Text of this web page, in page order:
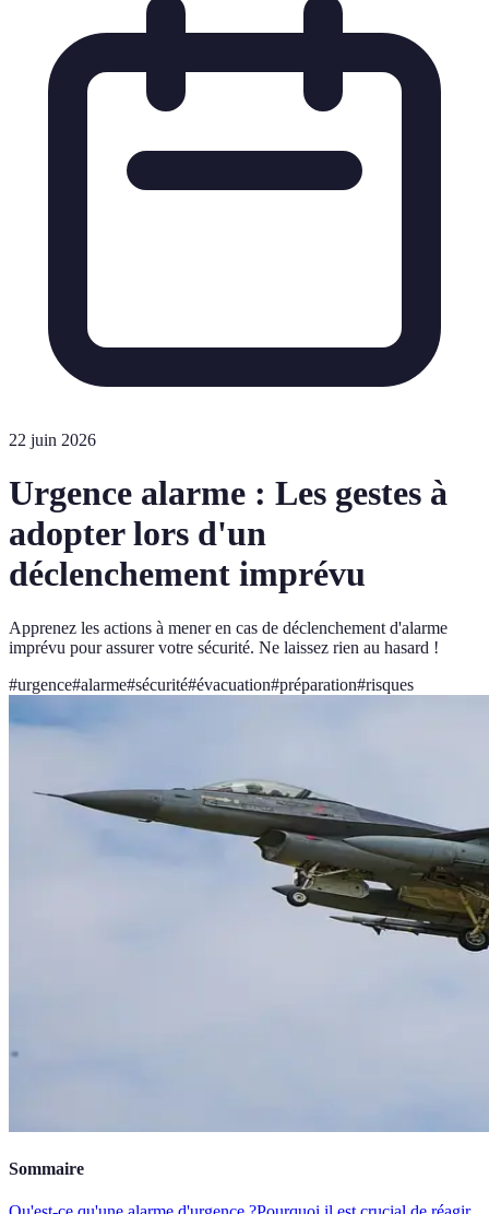
22 juin 2026
Urgence alarme : Les gestes à
adopter lors d'un
déclenchement imprévu
Apprenez les actions à mener en cas de déclenchement d'alarme
imprévu pour assurer votre sécurité. Ne laissez rien au hasard !
#urgence#alarme#sécurité#évacuation#préparation#risques
Sommaire